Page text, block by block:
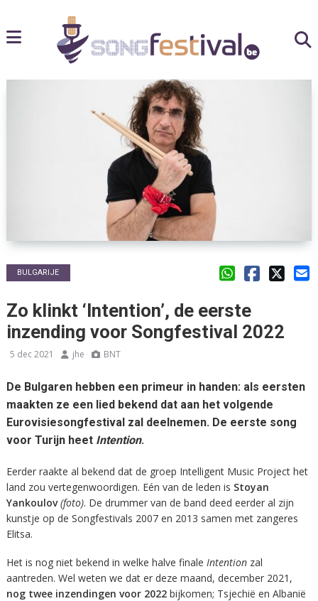
BULGARIJE
Zo klinkt ‘Intention’, de eerste
inzending voor Songfestival 2022
5 dec 2021 jhe BNT
De Bulgaren hebben een primeur in handen: als eersten
maakten ze een lied bekend dat aan het volgende
Eurovisiesongfestival zal deelnemen. De eerste song
voor Turijn heet Intention.
Eerder raakte al bekend dat de groep Intelligent Music Project het
land zou vertegenwoordigen. Eén van de leden is Stoyan
Yankoulov(foto). De drummer van de band deed eerder al zijn
kunstje op de Songfestivals 2007 en 2013 samen met zangeres
Elitsa.
Het is nog niet bekend in welke halve finale Intention zal
aantreden. Wel weten we dat er deze maand, december 2021,
nog twee inzendingen voor 2022bijkomen; Tsjechië en Albanië